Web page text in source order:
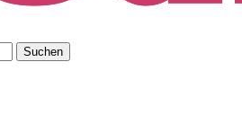
Suchen